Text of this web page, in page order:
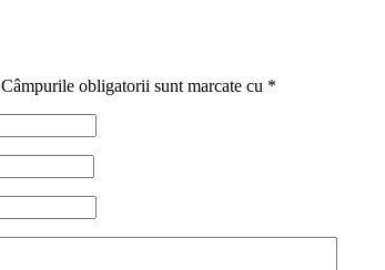
Câmpurile obligatorii sunt marcate cu *